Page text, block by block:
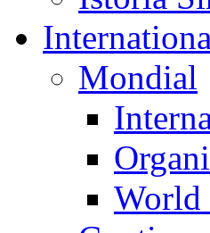
Mondial
World